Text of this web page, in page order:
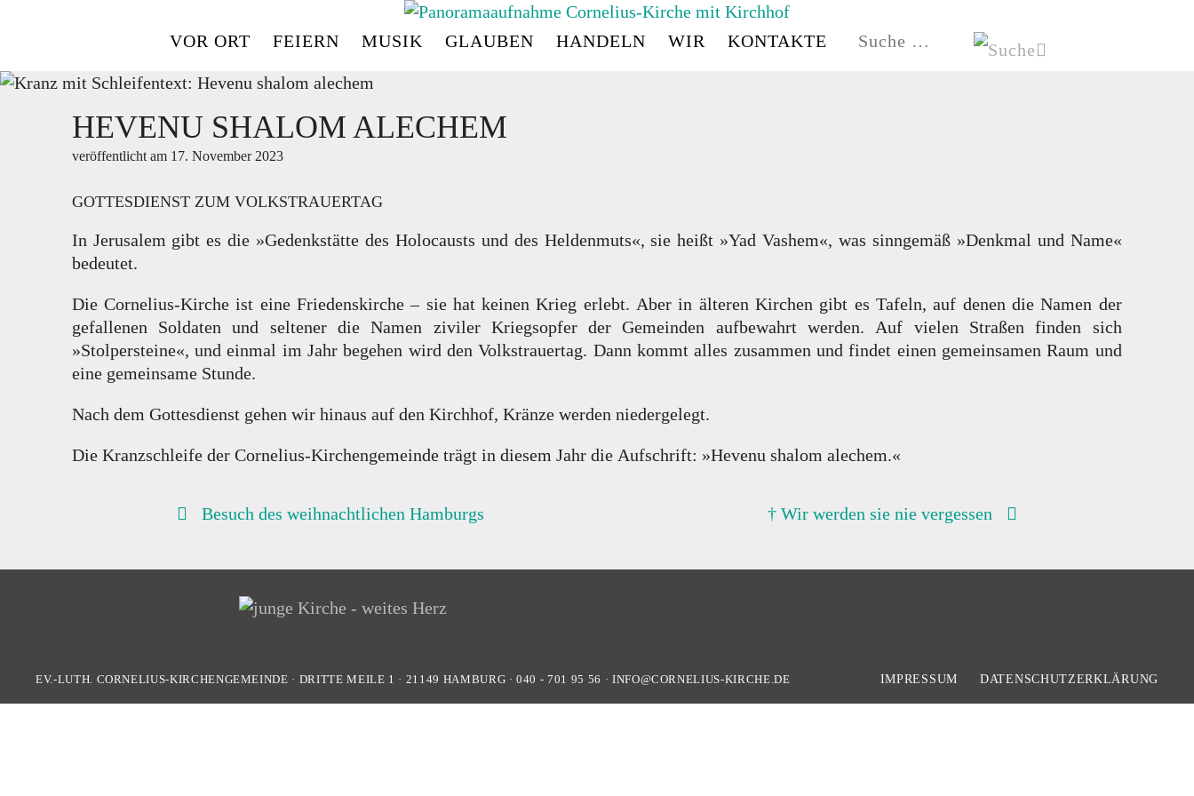
CORNELIUS KIRCHE
VOR ORT FEIERN MUSIK GLAUBEN HANDELN WIR KONTAKTE
HEVENU SHALOM ALECHEM
veröffentlicht am 17. November 2023
GOTTESDIENST ZUM VOLKSTRAUERTAG
In Jerusalem gibt es die »Gedenkstätte des Holocausts und des Heldenmuts«, sie heißt »Yad Vashem«, was sinngemäß »Denkmal und Name«
bedeutet.
Die Cornelius-Kirche ist eine Friedenskirche – sie hat keinen Krieg erlebt. Aber in älteren Kirchen gibt es Tafeln, auf denen die Namen der
gefallenen Soldaten und seltener die Namen ziviler Kriegsopfer der Gemeinden aufbewahrt werden. Auf vielen Straßen finden sich
»Stolpersteine«, und einmal im Jahr begehen wird den Volkstrauertag. Dann kommt alles zusammen und findet einen gemeinsamen Raum und
eine gemeinsame Stunde.
Nach dem Gottesdienst gehen wir hinaus auf den Kirchhof, Kränze werden niedergelegt.
Die Kranzschleife der Cornelius-Kirchengemeinde trägt in diesem Jahr die Aufschrift: »Hevenu shalom alechem.«
BEITRAGSNAVIGATIONBesuch des weihnachtlichen Hamburgs † Wir werden sie nie vergessen
IMPRESSUM DATENSCHUTZERKLÄRUNG
EV.-LUTH. CORNELIUS-KIRCHENGEMEINDE · DRITTE MEILE 1 · 21149 HAMBURG ·040 - 701 95 56 · INFO@CORNELIUS-KIRCHE.DE